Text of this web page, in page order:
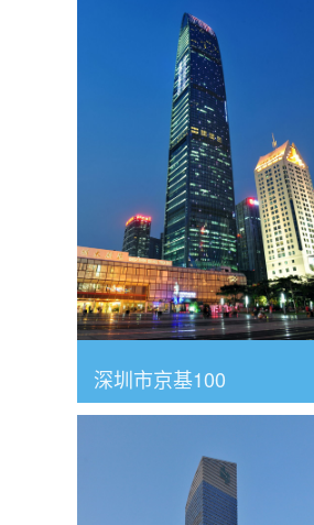
深圳市京基100